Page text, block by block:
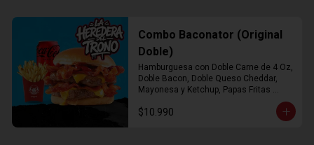
Combo Baconator (Original
Doble)
Hamburguesa con Doble Carne de 4 Oz,
Doble Bacon, Doble Queso Cheddar,
Mayonesa y Ketchup, Papas Fritas
$10.990